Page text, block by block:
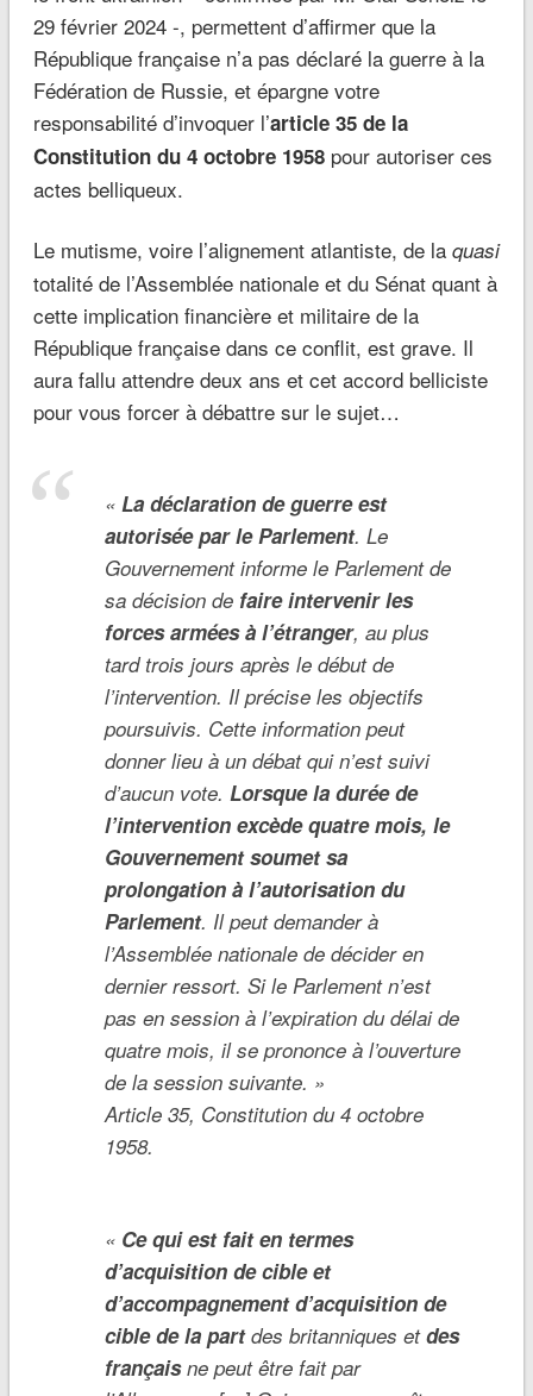
29 février 2024 -, permettent d’affirmer que la
République française n’a pas déclaré la guerre à la
Fédération de Russie, et épargne votre
responsabilité d’invoquer l’article 35 de la
Constitution du 4 octobre 1958pour autoriser ces
actes belliqueux.
Le mutisme, voire l’alignement atlantiste, de la quasi
totalité de l’Assemblée nationale et du Sénat quant à
cette implication financière et militaire de la
République française dans ce conflit, est grave. Il
aura fallu attendre deux ans et cet accord belliciste
pour vous forcer à débattre sur le sujet…
« La déclaration de guerre est
autorisée par le Parlement. Le
Gouvernement informe le Parlement de
sa décision de faire intervenir les
forces armées à l’étranger, au plus
tard trois jours après le début de
l’intervention. Il précise les objectifs
poursuivis. Cette information peut
donner lieu à un débat qui n’est suivi
d’aucun vote. Lorsque la durée de
l’intervention excède quatre mois, le
Gouvernement soumet sa
prolongation à l’autorisation du
Parlement. Il peut demander à
l’Assemblée nationale de décider en
dernier ressort. Si le Parlement n’est
pas en session à l’expiration du délai de
quatre mois, il se prononce à l’ouverture
de la session suivante. »
Article 35, Constitution du 4 octobre
1958.
« Ce qui est fait en termes
d’acquisition de cible et
d’accompagnement d’acquisition de
cible de la partdes britanniques etdes
françaisne peut être fait par